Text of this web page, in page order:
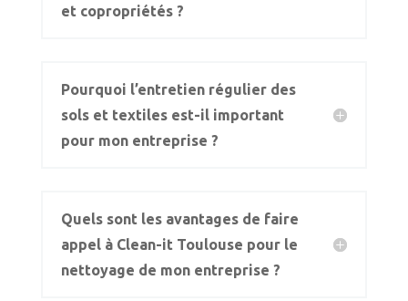
et copropriétés ?
Pourquoi l’entretien régulier des
sols et textiles est-il important
pour mon entreprise ?
Quels sont les avantages de faire
appel à Clean-it Toulouse pour le
nettoyage de mon entreprise ?